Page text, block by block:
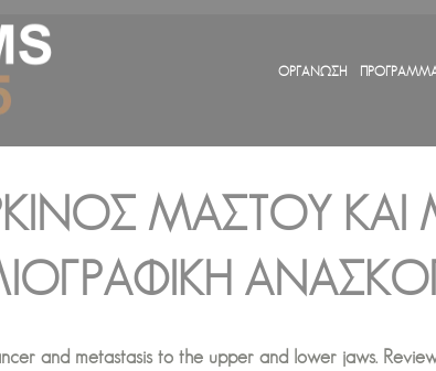
ΟΡΓΑΝΩΣΗ
ΜΑΣΤΟΎ
and metastasis to the upper and lower jaws.